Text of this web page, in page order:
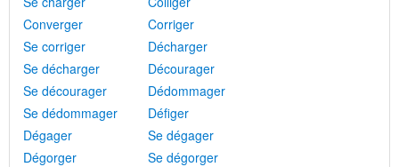
Converger
Corriger
Se corriger
Décharger
Se décharger
Décourager
Se décourager
Dédommager
Se dédommager
Défiger
Dégager
Se dégager
Dégorger
Se dégorger